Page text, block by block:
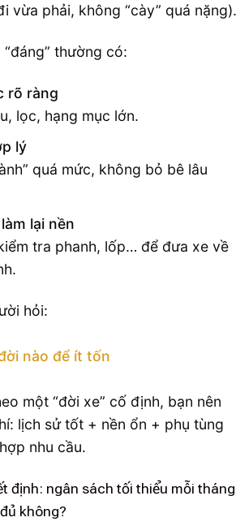
vừa phải, không “cày” quá nặng).
thường có:
rõ ràng
lọc, hạng mục lớn.
lý
quá mức, không bỏ bê lâu
lại nền
tra phanh, lốp… để đưa xe về
hỏi:
nào để ít tốn
một “đời xe” cố định, bạn nên
lịch sử tốt + nền ổn + phụ tùng
nhu cầu.
định: ngân sách tối thiểu mỗi tháng
không?